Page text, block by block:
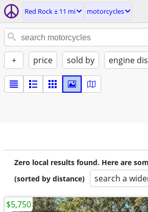
Red Rock ± 11 mi motorcycles
+ price sold by engine
Zero local results found. Here are
(sorted by distance)
search a
$5,750